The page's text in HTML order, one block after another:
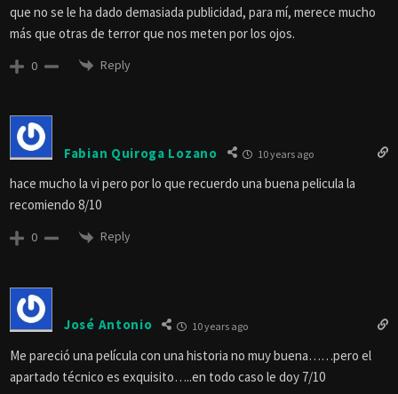
que no se le ha dado demasiada publicidad, para mí, merece mucho
más que otras de terror que nos meten por los ojos.
0 Reply
Fabian Quiroga Lozano 10 years ago
hace mucho la vi pero por lo que recuerdo una buena pelicula la
recomiendo 8/10
0 Reply
José Antonio 10 years ago
Me pareció una película con una historia no muy buena……pero el
apartado técnico es exquisito…..en todo caso le doy 7/10